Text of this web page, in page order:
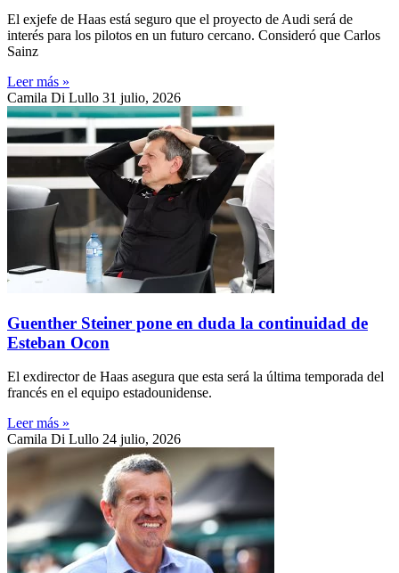
El exjefe de Haas está seguro que el proyecto de Audi será de
interés para los pilotos en un futuro cercano. Consideró que Carlos
Sainz
Leer más »
Camila Di Lullo 31 julio, 2026
Guenther Steiner pone en duda la continuidad de
Esteban Ocon
El exdirector de Haas asegura que esta será la última temporada del
francés en el equipo estadounidense.
Leer más »
Camila Di Lullo 24 julio, 2026